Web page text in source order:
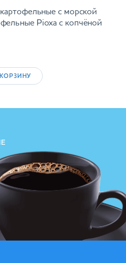
с морской
Ріоха с копчёной